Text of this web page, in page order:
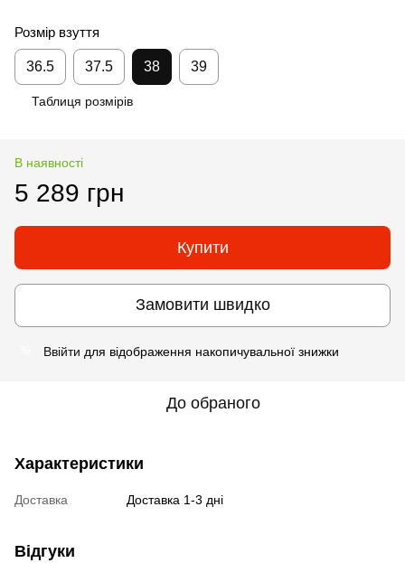
Розмір взуття
36.5 37.5 38 39
Таблиця розмірів
В наявності
5 289 грн
Купити
Замовити швидко
Ввійти для відображення накопичувальної знижки
До обраного
Характеристики
Доставка Доставка 1-3 дні
Відгуки